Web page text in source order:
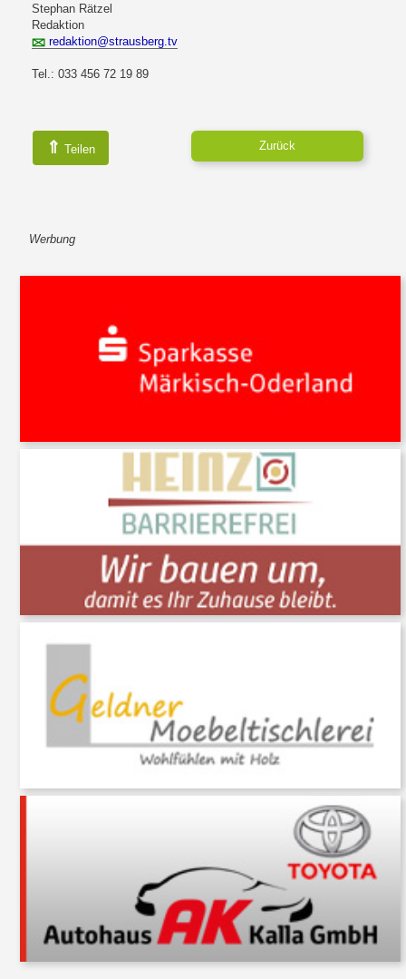
Stephan Rätzel
Redaktion
redaktion@strausberg.tv
Tel.: 033 456 72 19 89
⇑ Teilen Zurück
Werbung